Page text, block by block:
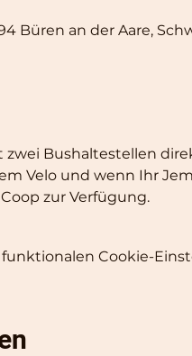
Büren an der Aare,
Bushaltestellen
Velo und wenn Ihr
zur Verfügung.
Cookie-